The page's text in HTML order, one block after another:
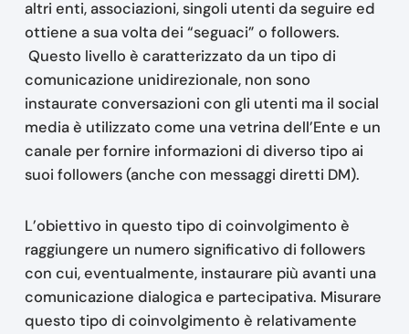
altri enti, associazioni, singoli utenti da seguire ed
ottiene a sua volta dei “seguaci” o followers.
Questo livello è caratterizzato da un tipo di
comunicazione unidirezionale, non sono
instaurate conversazioni con gli utenti ma il social
media è utilizzato come una vetrina dell’Ente e un
canale per fornire informazioni di diverso tipo ai
suoi followers (anche con messaggi diretti DM).
L’obiettivo in questo tipo di coinvolgimento è
raggiungere un numero significativo di followers
con cui, eventualmente, instaurare più avanti una
comunicazione dialogica e partecipativa. Misurare
questo tipo di coinvolgimento è relativamente